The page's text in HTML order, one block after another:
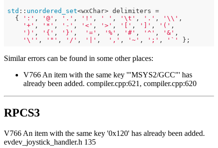
std :: unordered_set<wxChar> delimiters =
  {
':' , '@' , '.' , '!' , ' ' , '\t' , '.' , '\\' ,
'+' , '*' , '-' , '<' , '>' , '[' , ']' , '(' ,
')' , '{' , '}' , '=' , '%' , '#' , '^' , '&' ,
'\'' , '"' , '/' , '|' , ',' , '~' , ';' , '`'
Similar errors can be found in some other places:
V766 An item with the same key '"MSYS2/GCC"' has
already been added. compiler.cpp:621, compiler.cpp:620
RPCS3
V766 An item with the same key '0x120' has already been added.
evdev_joystick_handler.h 135